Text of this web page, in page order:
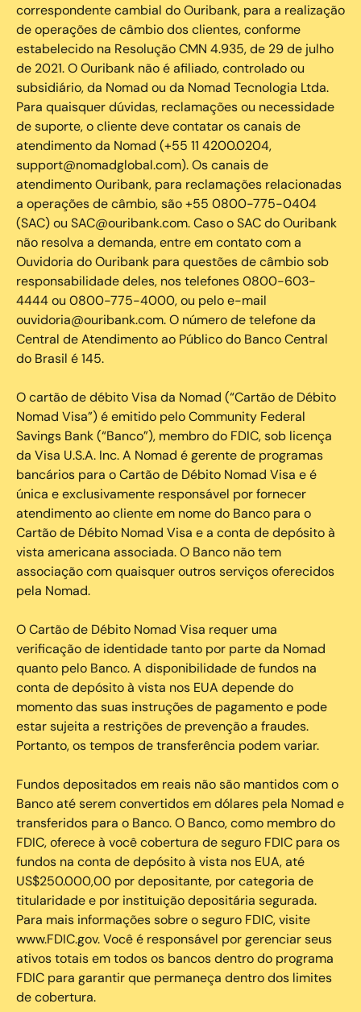
correspondente cambial do Ouribank, para a realização
de operações de câmbio dos clientes, conforme
estabelecido na Resolução CMN 4.935, de 29 de julho
de 2021. O Ouribank não é afiliado, controlado ou
subsidiário, da Nomad ou da Nomad Tecnologia Ltda.
Para quaisquer dúvidas, reclamações ou necessidade
de suporte, o cliente deve contatar os canais de
atendimento da Nomad (+55 11 4200.0204,
support@nomadglobal.com). Os canais de
atendimento Ouribank, para reclamações relacionadas
a operações de câmbio, são +55 0800-775-0404
(SAC) ou SAC@ouribank.com. Caso o SAC do Ouribank
não resolva a demanda, entre em contato com a
Ouvidoria do Ouribank para questões de câmbio sob
responsabilidade deles, nos telefones 0800-603-
4444 ou 0800-775-4000, ou pelo e-mail
ouvidoria@ouribank.com. O número de telefone da
Central de Atendimento ao Público do Banco Central
do Brasil é 145.
O cartão de débito Visa da Nomad (“Cartão de Débito
Nomad Visa”) é emitido pelo Community Federal
Savings Bank (“Banco”), membro do FDIC, sob licença
da Visa U.S.A. Inc. A Nomad é gerente de programas
bancários para o Cartão de Débito Nomad Visa e é
única e exclusivamente responsável por fornecer
atendimento ao cliente em nome do Banco para o
Cartão de Débito Nomad Visa e a conta de depósito à
vista americana associada. O Banco não tem
associação com quaisquer outros serviços oferecidos
pela Nomad.
O Cartão de Débito Nomad Visa requer uma
verificação de identidade tanto por parte da Nomad
quanto pelo Banco. A disponibilidade de fundos na
conta de depósito à vista nos EUA depende do
momento das suas instruções de pagamento e pode
estar sujeita a restrições de prevenção a fraudes.
Portanto, os tempos de transferência podem variar.
Fundos depositados em reais não são mantidos com o
Banco até serem convertidos em dólares pela Nomad e
transferidos para o Banco. O Banco, como membro do
FDIC, oferece à você cobertura de seguro FDIC para os
fundos na conta de depósito à vista nos EUA, até
US$250.000,00 por depositante, por categoria de
titularidade e por instituição depositária segurada.
Para mais informações sobre o seguro FDIC, visite
www.FDIC.gov. Você é responsável por gerenciar seus
ativos totais em todos os bancos dentro do programa
FDIC para garantir que permaneça dentro dos limites
de cobertura.